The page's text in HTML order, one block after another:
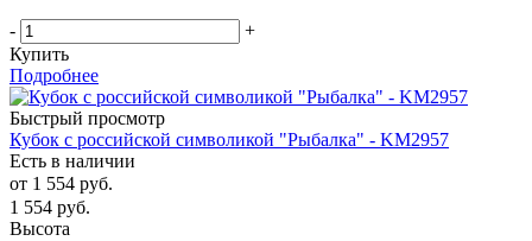
-
+
Купить
Подробнее
Быстрый просмотр
Кубок с российской символикой "Рыбалка" - KM2957
Есть в наличии
от 1 554 руб.
1 554 руб.
Высота